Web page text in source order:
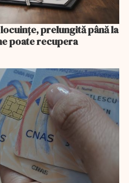
prelungită până la
poate recupera